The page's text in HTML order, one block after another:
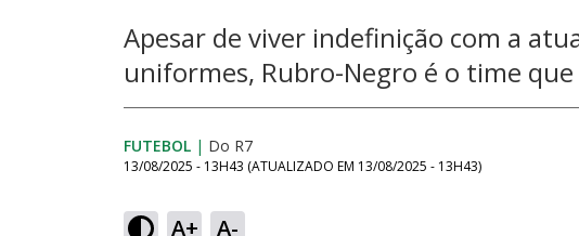
Apesar de viver indefinição com a
uniformes, Rubro-Negro é o time
FUTEBOL | Do R7
13/08/2025 - 13H43 (ATUALIZADO EM 13/08/2025 - 13H43)
A+ A-